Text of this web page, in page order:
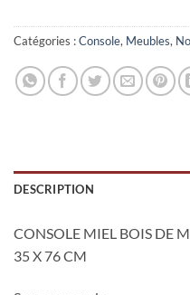
Catégories :Console, Meubles,
DESCRIPTION
CONSOLE MIEL BOIS DE
35 X 76 CM